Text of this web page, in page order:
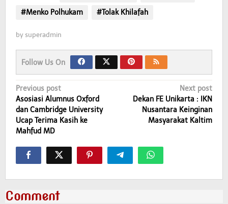
#Menko Polhukam
#Tolak Khilafah
by superadmin
Follow Us On
Post
navigation
Previous post
Asosiasi Alumnus Oxford
dan Cambridge University
Ucap Terima Kasih ke
Mahfud MD
Next post
Dekan FE Unikarta : IKN
Nusantara Keinginan
Masyarakat Kaltim
Comment